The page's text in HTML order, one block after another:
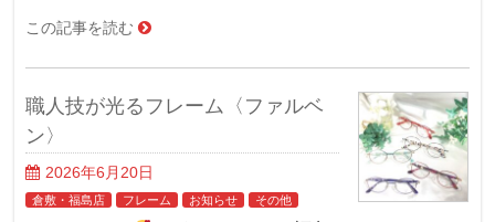
この記事を読む
職人技が光るフレーム〈ファルベ
ン〉
2026年6月20日
倉敷・福島店 フレーム お知らせ その他